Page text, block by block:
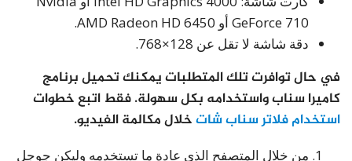
GeForce 710 أو AMD Radeon HD 6450.
دقة شاشة لا تقل عن 128×768.
في حال توافرت تلك المتطلبات يمكنك تحميل برنامج
كاميرا سناب واستخدامه بكل سهولة. فقط اتبعخطوات
استخدام فلاتر سناب شاتخلال مكالمة الفيديو.
من خلال المتصفح الذي عادة ما تستخدمه وليكن جوجل